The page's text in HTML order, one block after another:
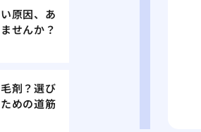
原因、あ
せんか？
剤？選び
めの道筋